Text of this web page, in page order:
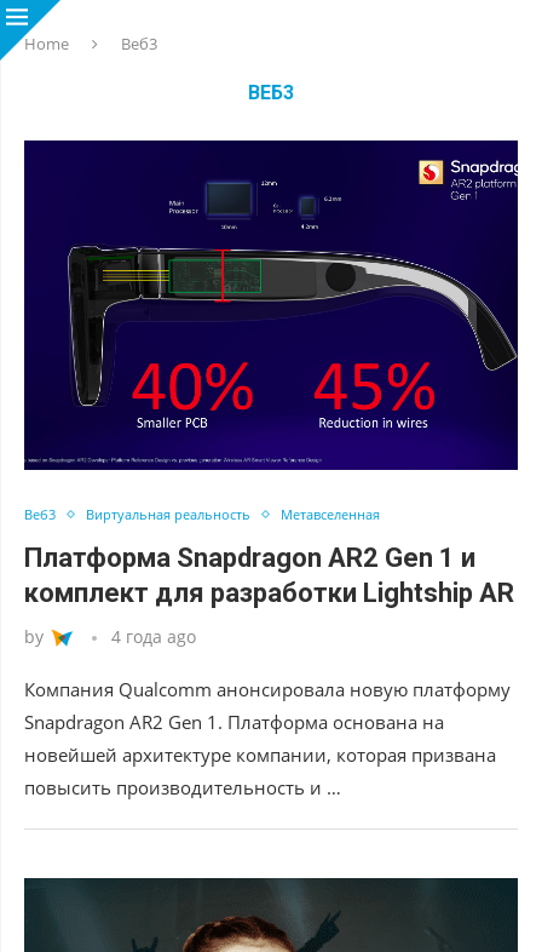
Home Веб3
ВЕБ3
Веб3 Виртуальная реальность Метавселенная
Платформа Snapdragon AR2 Gen 1 и
комплект для разработки Lightship AR
by 4 года ago
Компания Qualcomm анонсировала новую платформу
Snapdragon AR2 Gen 1. Платформа основана на
новейшей архитектуре компании, которая призвана
повысить производительность и …